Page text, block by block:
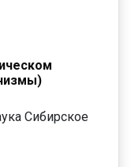
Сибирское